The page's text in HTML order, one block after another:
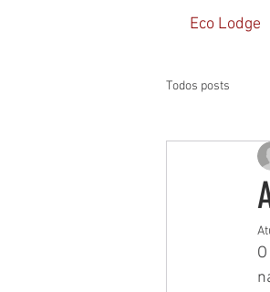
Eco Lodge
Todos posts